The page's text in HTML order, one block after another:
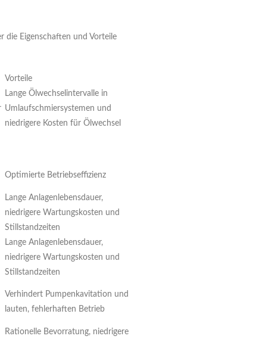
die Eigenschaften und Vorteile
Vorteile
Lange Ölwechselintervalle in
Umlaufschmiersystemen und
niedrigere Kosten für Ölwechsel
Optimierte Betriebseffizienz
Lange Anlagenlebensdauer,
niedrigere Wartungskosten und
Stillstandzeiten
Lange Anlagenlebensdauer,
niedrigere Wartungskosten und
Stillstandzeiten
Verhindert Pumpenkavitation und
lauten, fehlerhaften Betrieb
Rationelle Bevorratung, niedrigere